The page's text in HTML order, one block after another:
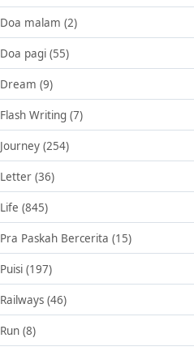
Doa malam (2)
Doa pagi (55)
Dream (9)
Flash Writing (7)
Journey (254)
Letter (36)
Life (845)
Pra Paskah Bercerita (15)
Puisi (197)
Railways (46)
Run (8)